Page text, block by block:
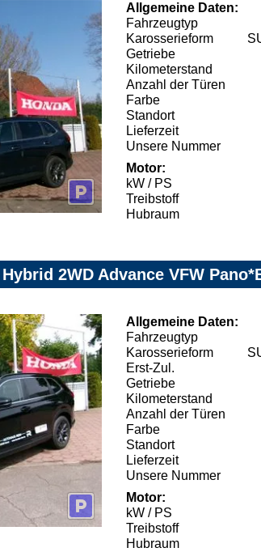
Allgemeine Daten:
Fahrzeugtyp
Karosserieform
Getriebe
Kilometerstand
Anzahl der Türen
Farbe
Standort
Lieferzeit
Unsere Nummer
Motor:
kW / PS
Treibstoff
Hubraum
2WD Advance VFW
Allgemeine Daten:
Fahrzeugtyp
Karosserieform
Erst-Zul.
Getriebe
Kilometerstand
Anzahl der Türen
Farbe
Standort
Lieferzeit
Unsere Nummer
Motor:
kW / PS
Treibstoff
Hubraum